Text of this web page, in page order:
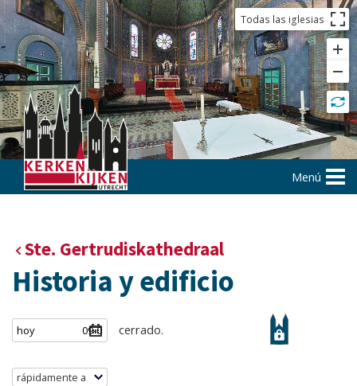
Todas las iglesias
Menú
Ste. Gertrudiskathedraal
Historia y edificio
cerrado.
rápidamente a